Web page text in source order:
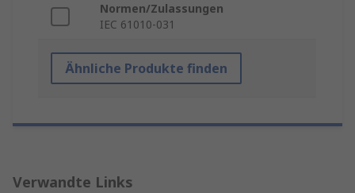
Normen/Zulassungen
IEC 61010-031
Ähnliche Produkte finden
Verwandte Links